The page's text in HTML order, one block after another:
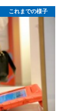
これまでの様子